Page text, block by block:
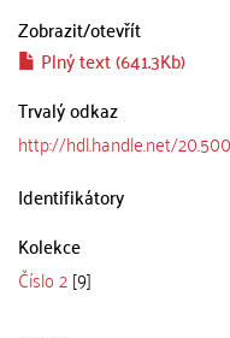
Zobrazit/otevřít
Plný text (641.3Kb)
Trvalý odkaz
http://hdl.handle.net/
Identifikátory
Kolekce
Číslo 2[9]